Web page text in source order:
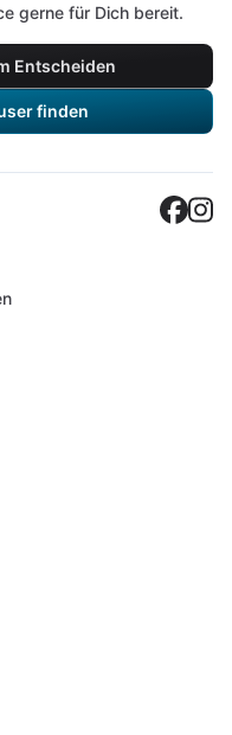
gerne für Dich bereit.
Entscheiden
finden